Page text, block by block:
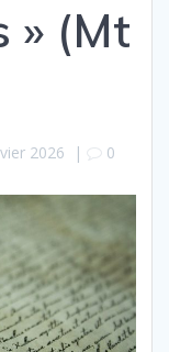
» (Mt
2026 | 0